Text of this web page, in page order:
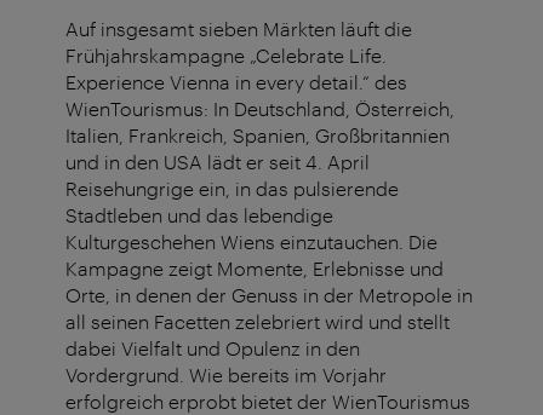
Auf insgesamt sieben Märkten läuft die
Frühjahrskampagne „Celebrate Life.
Experience Vienna in every detail.“ des
WienTourismus: In Deutschland, Österreich,
Italien, Frankreich, Spanien, Großbritannien
und in den USA lädt er seit 4. April
Reisehungrige ein, in das pulsierende
Stadtleben und das lebendige
Kulturgeschehen Wiens einzutauchen. Die
Kampagne zeigt Momente, Erlebnisse und
Orte, in denen der Genuss in der Metropole in
all seinen Facetten zelebriert wird und stellt
dabei Vielfalt und Opulenz in den
Vordergrund. Wie bereits im Vorjahr
erfolgreich erprobt bietet der WienTourismus